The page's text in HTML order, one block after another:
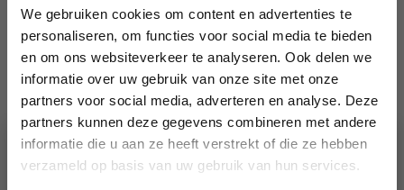
We gebruiken cookies om content en advertenties te
personaliseren, om functies voor social media te bieden
en om ons websiteverkeer te analyseren. Ook delen we
informatie over uw gebruik van onze site met onze
partners voor social media, adverteren en analyse. Deze
partners kunnen deze gegevens combineren met andere
informatie die u aan ze heeft verstrekt of die ze hebben
verzameld op basis van uw gebruik van hun services.
Merk
Innovation Living
EAN
5700110953764
Prijs